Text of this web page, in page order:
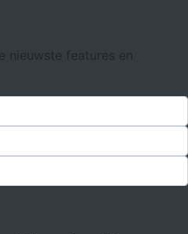
nieuwste features en